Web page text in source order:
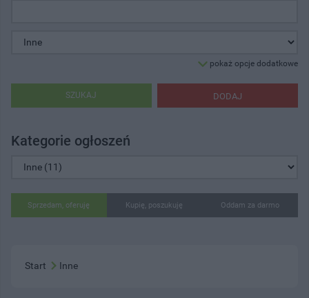
pokaż opcje dodatkowe
DODAJ
SZUKAJ
Kategorie ogłoszeń
Sprzedam, oferuję Kupię, poszukuję Oddam za darmo
Start Inne